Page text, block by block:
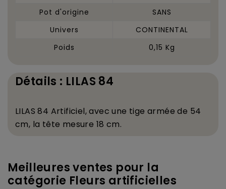
Pot d'origine
SANS
Univers
CONTINENTAL
Poids
0,15 Kg
Détails : LILAS 84
LILAS 84 Artificiel, avec une tige armée de 54
cm, la tête mesure 18 cm.
Meilleures ventes pour la
catégorie Fleurs artificielles